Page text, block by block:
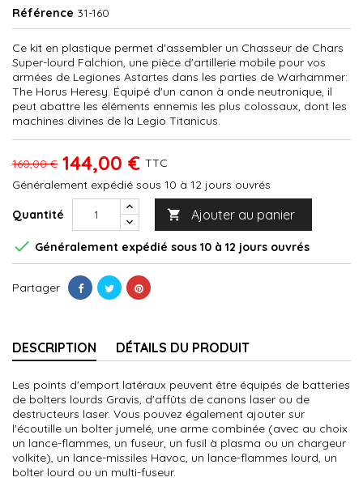
Référence 31-160
Ce kit en plastique permet d'assembler un Chasseur de Chars
Super-lourd Falchion, une pièce d'artillerie mobile pour vos
armées de Legiones Astartes dans les parties de Warhammer:
The Horus Heresy. Équipé d'un canon à onde neutronique, il
peut abattre les éléments ennemis les plus colossaux, dont les
machines divines de la Legio Titanicus.
160,00 € 144,00 € TTC
Généralement expédié sous 10 à 12 jours ouvrés
Quantité  Ajouter au panier
 Généralement expédié sous 10 à 12 jours ouvrés
Partager
DESCRIPTION DÉTAILS DU PRODUIT
Les points d'emport latéraux peuvent être équipés de batteries
de bolters lourds Gravis, d'affûts de canons laser ou de
destructeurs laser. Vous pouvez également ajouter sur
l'écoutille un bolter jumelé, une arme combinée (avec au choix
un lance-flammes, un fuseur, un fusil à plasma ou un chargeur
volkite), un lance-missiles Havoc, un lance-flammes lourd, un
bolter lourd ou un multi-fuseur.